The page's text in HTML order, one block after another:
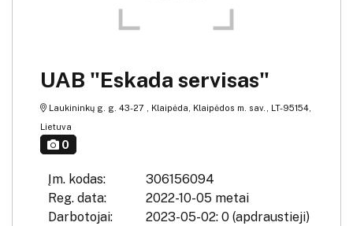
UAB "Eskada servisas"
Laukininkų g. g. 43-27 , Klaipėda, Klaipėdos m. sav., LT-95154,
Lietuva
0
Įm. kodas:
306156094
Reg. data:
2022-10-05 metai
Darbotojai:
2023-05-02: 0 (apdraustieji)